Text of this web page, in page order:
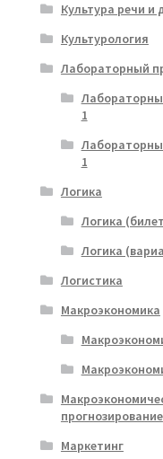
Культура речи и
Культурология
Лабораторный
1
1
Логика
Логика
Логика
Логистика
Макроэкономика
прогнозирование
Маркетинг